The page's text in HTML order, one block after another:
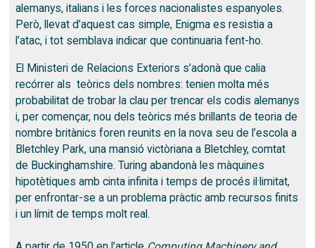
alemanys, italians i les forces nacionalistes espanyoles.
Però, llevat d’aquest cas simple, Enigma es resistia a
l’atac, i tot semblava indicar que continuaria fent-ho.
El Ministeri de Relacions Exteriors s’adonà que calia
recórrer als teòrics dels nombres: tenien molta més
probabilitat de trobar la clau per trencar els codis alemanys
i, per començar, nou dels teòrics més brillants de teoria de
nombre britànics foren reunits en la nova seu de l’escola a
Bletchley Park, una mansió victòriana a Bletchley, comtat
de Buckinghamshire. Turing abandonà les màquines
hipotètiques amb cinta infinita i temps de procés il·limitat,
per enfrontar-se a un problema pràctic amb recursos finits
i un límit de temps molt real.